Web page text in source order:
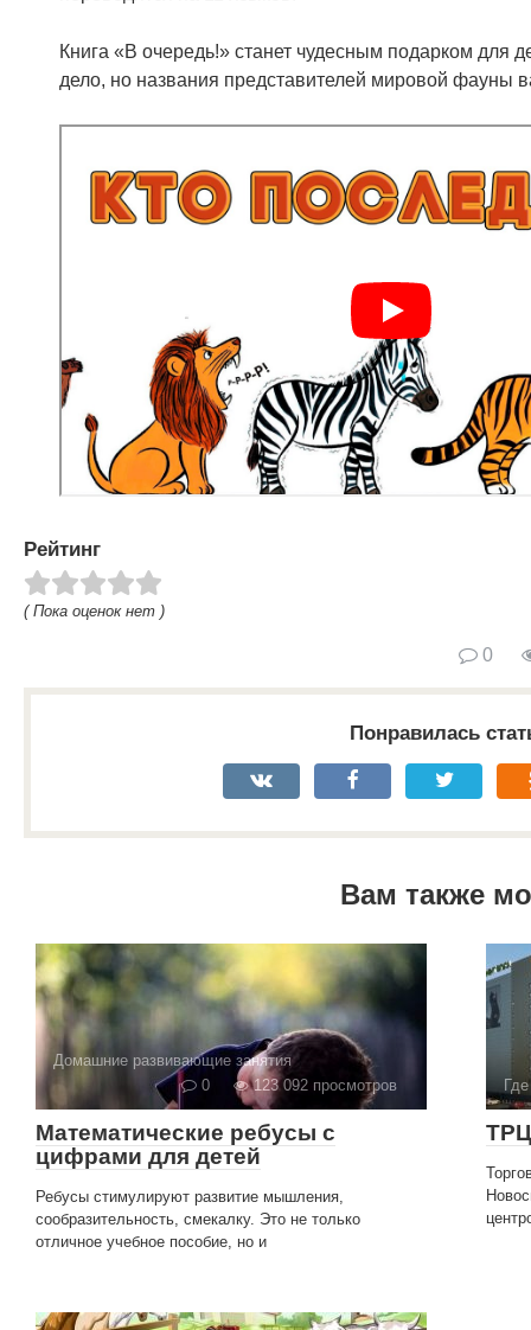
Книга «В очередь!» станет чудесным подарком для
дело, но названия представителей мировой фауны
Рейтинг
( Пока оценок нет )
0
Понравилась
Вам также
Домашние развивающие занятия
0
123 092 просмотров
Математические ребусы с
цифрами для детей
Ребусы стимулируют развитие мышления,
сообразительность, смекалку. Это не только
отличное учебное пособие, но и